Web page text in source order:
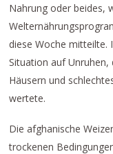
Nahrung oder beides,
diese Woche
Situation auf Unruhen,
Häusern und
wertete.
Die afghanische
trockenen